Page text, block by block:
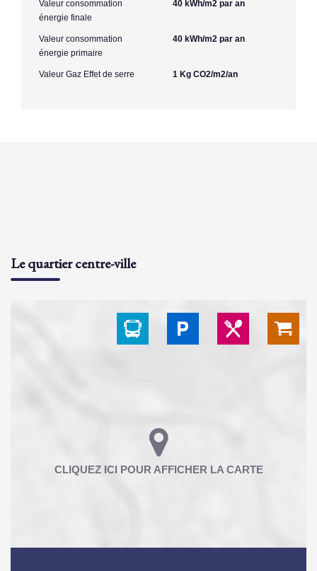
Valeur consommation
énergie finale
40 kWh/m2 par an
Valeur consommation
énergie primaire
40 kWh/m2 par an
Valeur Gaz Effet de serre 1 Kg CO2/m2/an
Le quartier centre-ville